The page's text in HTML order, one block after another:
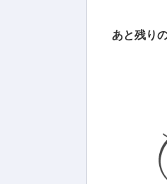
あと残り